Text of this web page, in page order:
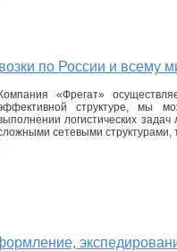
по России и всему
Компания «Фрегат»
структуре, мы
логистических
сетевыми структурами,